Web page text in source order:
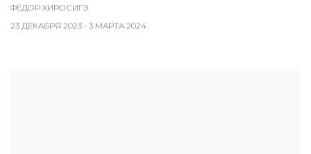
ФЁДОР ХИРОСИГЭ
23 ДЕКАБРЯ 2023 - 3 МАРТА 2024